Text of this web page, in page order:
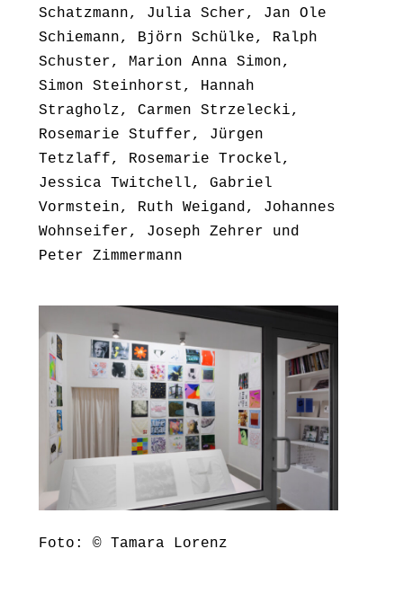
Schatzmann, Julia Scher, Jan Ole
Schiemann, Björn Schülke, Ralph
Schuster, Marion Anna Simon,
Simon Steinhorst, Hannah
Stragholz, Carmen Strzelecki,
Rosemarie Stuffer, Jürgen
Tetzlaff, Rosemarie Trockel,
Jessica Twitchell, Gabriel
Vormstein, Ruth Weigand, Johannes
Wohnseifer, Joseph Zehrer und
Peter Zimmermann
Foto: © Tamara Lorenz